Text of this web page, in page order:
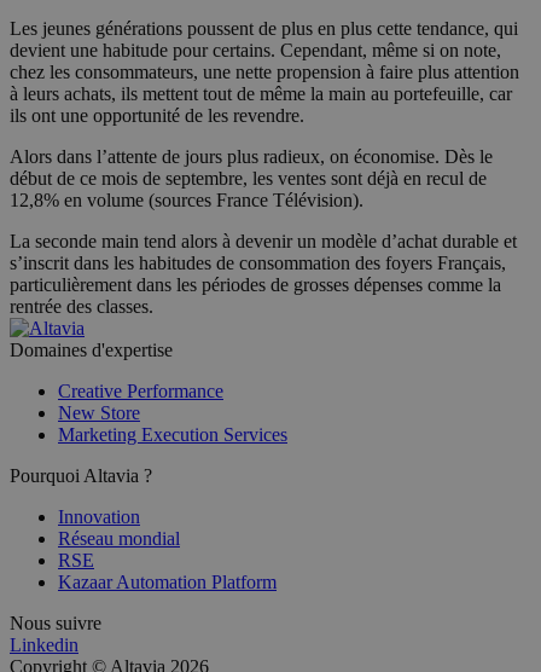
Les jeunes générations poussent de plus en plus cette tendance, qui
devient une habitude pour certains. Cependant, même si on note,
chez les consommateurs, une nette propension à faire plus attention
à leurs achats, ils mettent tout de même la main au portefeuille, car
ils ont une opportunité de les revendre.
Alors dans l’attente de jours plus radieux, on économise. Dès le
début de ce mois de septembre, les ventes sont déjà en recul de
12,8% en volume (sources France Télévision).
La seconde main tend alors à devenir un modèle d’achat durable et
s’inscrit dans les habitudes de consommation des foyers Français,
particulièrement dans les périodes de grosses dépenses comme la
rentrée des classes.
Domaines d'expertise
Creative Performance
New Store
Marketing Execution Services
Pourquoi Altavia ?
Innovation
Réseau mondial
RSE
Kazaar Automation Platform
Nous suivre
Linkedin
Copyright © Altavia 2026